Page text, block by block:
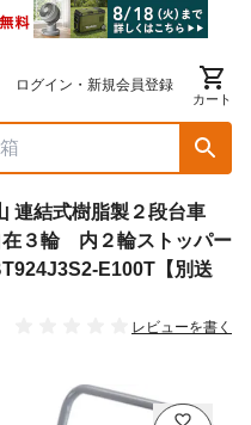
ログイン・新規会員登録
カート
連結式樹脂製２段台車
３輪 内２輪ストッパー
E100T【別送
レビューを書く